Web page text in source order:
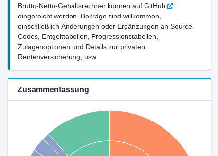
Brutto-Netto-Gehaltsrechner können auf GitHub
eingereicht werden. Beiträge sind willkommen,
einschließlich Änderungen oder Ergänzungen an Source-
Codes, Entgelttabellen, Progressionstabellen,
Zulagenoptionen und Details zur privaten
Rentenversicherung, usw.
Zusammenfassung